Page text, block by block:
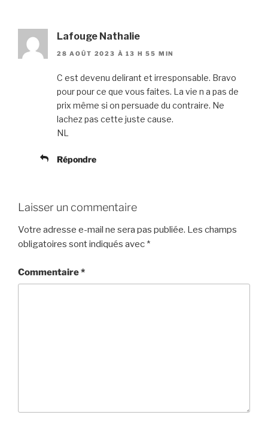
Lafouge Nathalie
28 AOÛT 2023 À 13 H 55 MIN
C est devenu delirant et irresponsable. Bravo
pour pour ce que vous faites. La vie n a pas de
prix même si on persuade du contraire. Ne
lachez pas cette juste cause.
NL
Répondre
Laisser un commentaire
Votre adresse e-mail ne sera pas publiée. Les champs
obligatoires sont indiqués avec *
Commentaire*